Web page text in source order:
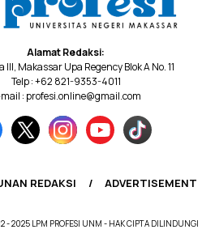
Alamat Redaksi:
III, Makassar Upa Regency Blok A No. 11
Telp : +62 821-9353-4011
: profesi.online@gmail.com
REDAKSI ADVERTISEMENT
- 2025 LPM PROFESI UNM - HAK CIPTA DILINDUNGI